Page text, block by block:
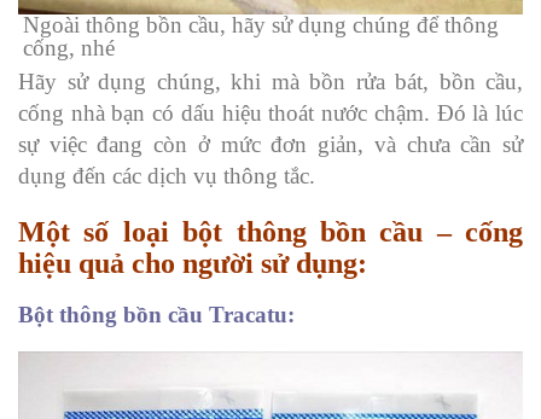
Ngoài thông bồn cầu, hãy sử dụng chúng để thông
cống, nhé
Hãy sử dụng chúng, khi mà bồn rửa bát, bồn cầu,
cống nhà bạn có dấu hiệu thoát nước chậm. Đó là lúc
sự việc đang còn ở mức đơn giản, và chưa cần sử
dụng đến các dịch vụ thông tắc.
Một số loại bột thông bồn cầu – cống
hiệu quả cho người sử dụng:
Bột thông bồn cầu Tracatu: